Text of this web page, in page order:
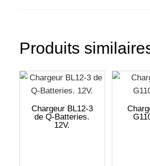
Produits
Chargeur BL12-3
de Q-Batteries.
12V.